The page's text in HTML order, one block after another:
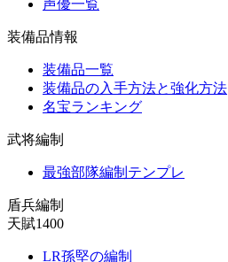
声優一覧
装備品情報
装備品一覧
装備品の入手方法と強化方法
名宝ランキング
武将編制
最強部隊編制テンプレ
盾兵編制
天賦1400
LR孫堅の編制